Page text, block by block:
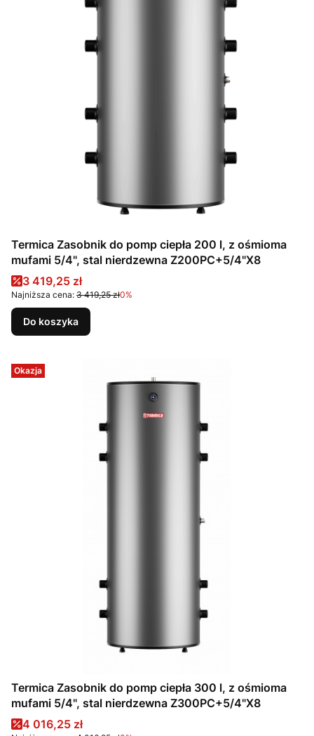
Termica Zasobnik do pomp ciepła 200 l, z ośmioma
mufami 5/4", stal nierdzewna Z200PC+5/4"X8
Cena promocyjna
3 419,25 zł
Najniższa cena: 3 419,25 zł0%
Do koszyka
Okazja
Termica Zasobnik do pomp ciepła 300 l, z ośmioma
mufami 5/4", stal nierdzewna Z300PC+5/4"X8
Cena promocyjna
4 016,25 zł